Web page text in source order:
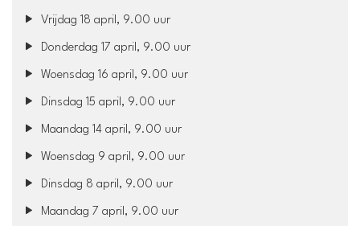
Vrijdag 18 april, 9.00 uur
Donderdag 17 april, 9.00 uur
Woensdag 16 april, 9.00 uur
Dinsdag 15 april, 9.00 uur
Maandag 14 april, 9.00 uur
Woensdag 9 april, 9.00 uur
Dinsdag 8 april, 9.00 uur
Maandag 7 april, 9.00 uur